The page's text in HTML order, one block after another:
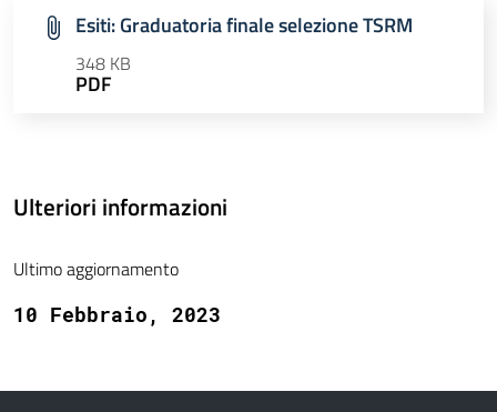
Esiti: Graduatoria finale selezione TSRM
348 KB
PDF
Ulteriori informazioni
Ultimo aggiornamento
10 Febbraio, 2023